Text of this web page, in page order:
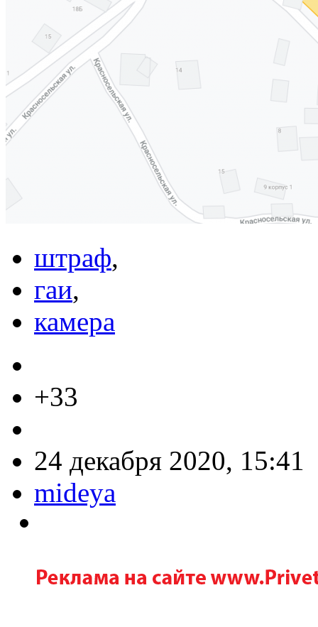
штраф,
гаи,
камера
+33
24 декабря 2020, 15:41
mideya